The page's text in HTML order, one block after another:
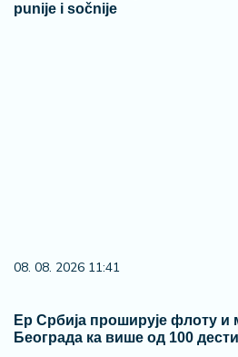
punije i sočnije
08. 08. 2026 11:41
Ер Србија проширује флоту и
Београда ка више од 100